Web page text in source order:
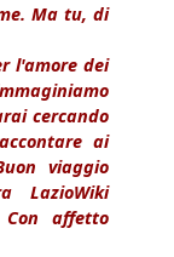
Ma tu, di
l'amore dei
cercando
ai
viaggio
LazioWiki
affetto